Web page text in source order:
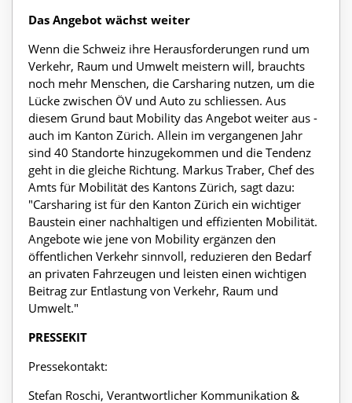
Das Angebot wächst weiter
Wenn die Schweiz ihre Herausforderungen rund um
Verkehr, Raum und Umwelt meistern will, brauchts
noch mehr Menschen, die Carsharing nutzen, um die
Lücke zwischen ÖV und Auto zu schliessen. Aus
diesem Grund baut Mobility das Angebot weiter aus -
auch im Kanton Zürich. Allein im vergangenen Jahr
sind 40 Standorte hinzugekommen und die Tendenz
geht in die gleiche Richtung. Markus Traber, Chef des
Amts für Mobilität des Kantons Zürich, sagt dazu:
"Carsharing ist für den Kanton Zürich ein wichtiger
Baustein einer nachhaltigen und effizienten Mobilität.
Angebote wie jene von Mobility ergänzen den
öffentlichen Verkehr sinnvoll, reduzieren den Bedarf
an privaten Fahrzeugen und leisten einen wichtigen
Beitrag zur Entlastung von Verkehr, Raum und
Umwelt."
PRESSEKIT
Pressekontakt:
Stefan Roschi, Verantwortlicher Kommunikation &